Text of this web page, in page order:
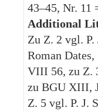
43–45, Nr. 11
Additional
Zu Z. 2 vgl.
Roman
VIII 56, zu Z.
zu BGU XIII,
Z. 5 vgl. P. J.